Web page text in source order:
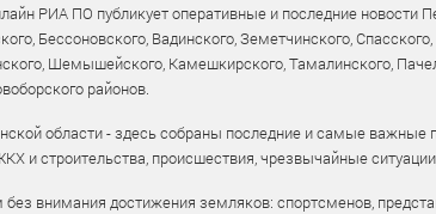
РИА ПО публикует оперативные и последние новости
Бессоновского, Вадинского, Земетчинского,
Шемышейского, Камешкирского, Тамалинского,
районов.
области - здесь собраны последние и самые важные
и строительства, происшествия, чрезвычайные
внимания достижения земляков: спортсменов,